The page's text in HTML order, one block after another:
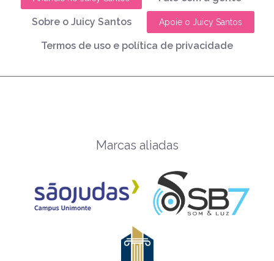
Sobre o Juicy Santos Apoie o Juicy Santos
Termos de uso e política de privacidade
Marcas aliadas